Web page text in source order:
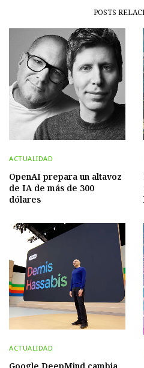
POSTS
ACTUALIDAD
OpenAI prepara un altavoz
de IA de más de 300
dólares
ACTUALIDAD